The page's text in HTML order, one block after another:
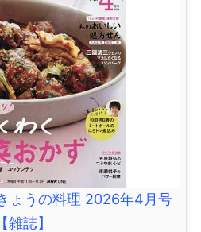
ょうの料理 2026年4月号
【雑誌】